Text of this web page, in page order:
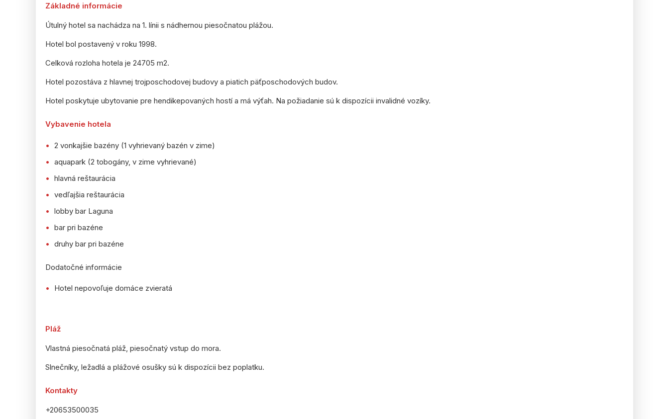
Základné informácie
Útulný hotel sa nachádza na 1. línii s nádhernou piesočnatou plážou.
Hotel bol postavený v roku 1998.
Celková rozloha hotela je 24705 m2.
Hotel pozostáva z hlavnej trojposchodovej budovy a piatich päťposchodových budov.
Hotel poskytuje ubytovanie pre hendikepovaných hostí a má výťah. Na požiadanie sú k dispozícii invalidné vozíky.
Vybavenie hotela
2 vonkajšie bazény (1 vyhrievaný bazén v zime)
aquapark (2 tobogány, v zime vyhrievané)
hlavná reštaurácia
vedľajšia reštaurácia
lobby bar Laguna
bar pri bazéne
druhy bar pri bazéne
Dodatočné informácie
Hotel nepovoľuje domáce zvieratá
Pláž
Vlastná piesočnatá pláž, piesočnatý vstup do mora.
Slnečníky, ležadlá a plážové osušky sú k dispozícii bez poplatku.
Kontakty
+20653500035